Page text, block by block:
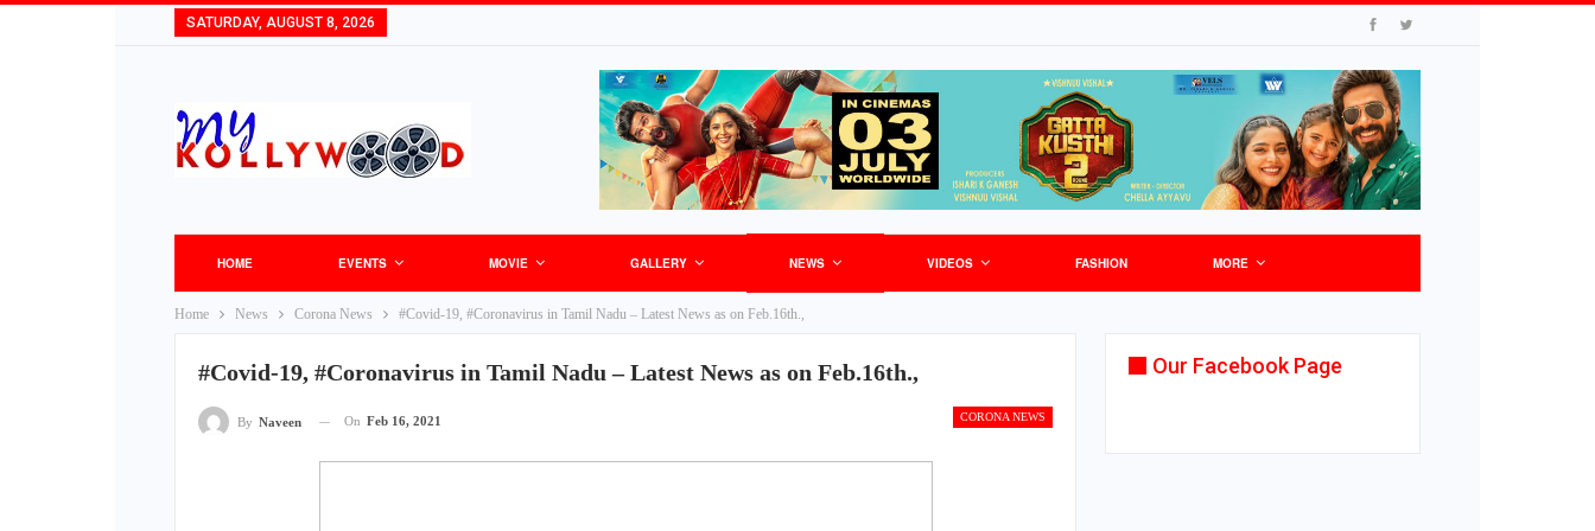
SATURDAY, AUGUST 8, 2026
HOME EVENTS MOVIE GALLERY NEWS VIDEOS FASHION MORE
Home News Corona News #Covid-19, #Coronavirus in Tamil Nadu – Latest News as on Feb.16th.,
#Covid-19, #Coronavirus in Tamil Nadu – Latest News as on Feb.16th.,
CORONA NEWS
By Naveen On Feb 16, 2021
Our Facebook Page